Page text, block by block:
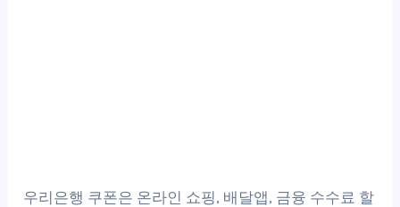
우리은행 쿠폰은 온라인 쇼핑, 배달앱, 금융 수수료 할